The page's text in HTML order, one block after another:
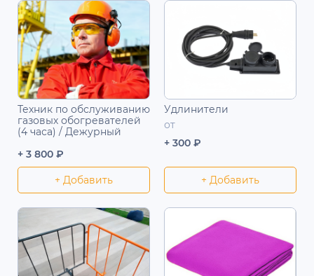
Техник по обслуживанию
газовых обогревателей
(4 часа) / Дежурный
+ 3 800 ₽
+ Добавить
Удлинители
от
+ 300 ₽
+ Добавить